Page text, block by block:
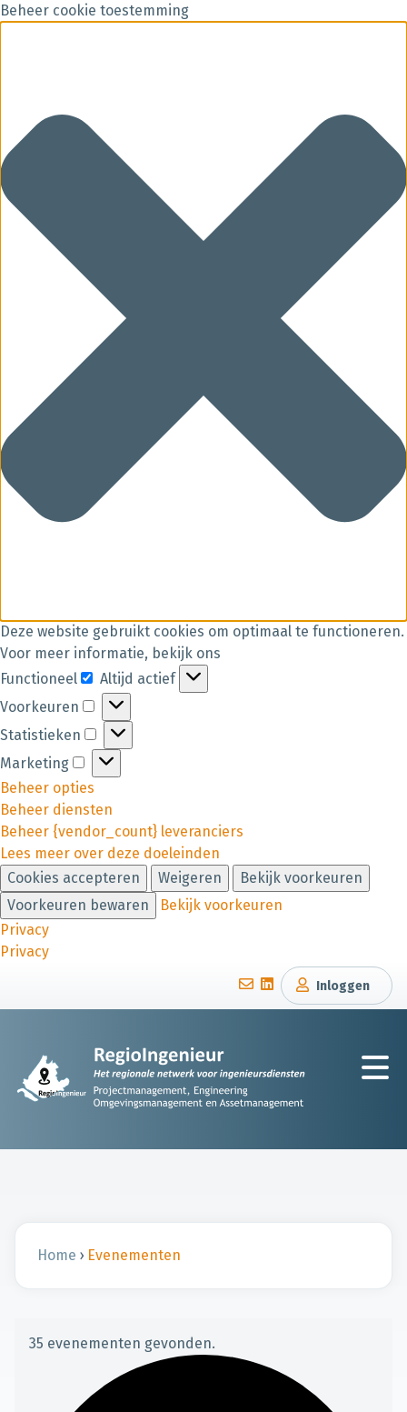
Beheer cookie toestemming
Deze website gebruikt cookies om optimaal te functioneren.
Voor meer informatie, bekijk ons
Functioneel
Altijd actief
Voorkeuren
Statistieken
Marketing
Beheer opties
Beheer diensten
Beheer {vendor_count} leveranciers
Lees meer over deze doeleinden
Cookies accepteren
Weigeren
Bekijk voorkeuren
Voorkeuren bewaren
Bekijk voorkeuren
Privacy
Privacy
Inloggen
Home › Evenementen
35 evenementen gevonden.